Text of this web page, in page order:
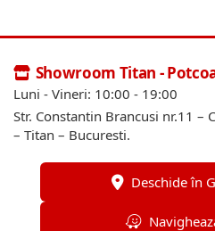
Showroom Titan -
Luni - Vineri: 10:00 - 19:00
Str. Constantin Brancusi nr.11 –
– Titan – Bucuresti.
Deschide în